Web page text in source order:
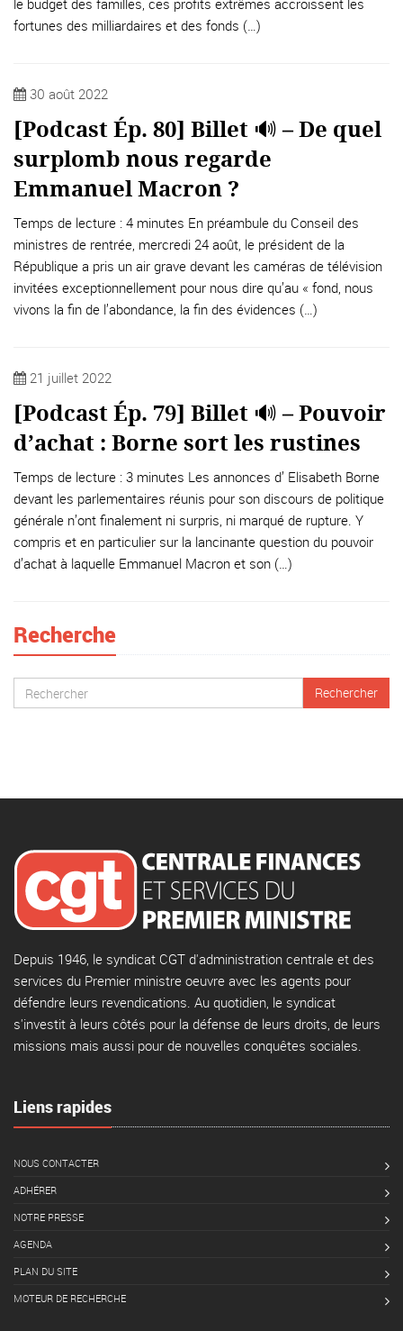
le budget des familles, ces profits extrêmes accroissent les
fortunes des milliardaires et des fonds (…)
30 août 2022
[Podcast Ép. 80] Billet 🔊 – De quel
surplomb nous regarde
Emmanuel Macron ?
Temps de lecture : 4 minutes En préambule du Conseil des
ministres de rentrée, mercredi 24 août, le président de la
République a pris un air grave devant les caméras de télévision
invitées exceptionnellement pour nous dire qu’au « fond, nous
vivons la fin de l’abondance, la fin des évidences (…)
21 juillet 2022
[Podcast Ép. 79] Billet 🔊 – Pouvoir
d’achat : Borne sort les rustines
Temps de lecture : 3 minutes Les annonces d’ Elisabeth Borne
devant les parlementaires réunis pour son discours de politique
générale n’ont finalement ni surpris, ni marqué de rupture. Y
compris et en particulier sur la lancinante question du pouvoir
d’achat à laquelle Emmanuel Macron et son (…)
Recherche
Depuis 1946, le syndicat CGT d'administration centrale et des
services du Premier ministre oeuvre avec les agents pour
défendre leurs revendications. Au quotidien, le syndicat
s'investit à leurs côtés pour la défense de leurs droits, de leurs
missions mais aussi pour de nouvelles conquêtes sociales.
Liens rapides
NOUS CONTACTER
ADHÉRER
NOTRE PRESSE
AGENDA
PLAN DU SITE
MOTEUR DE RECHERCHE